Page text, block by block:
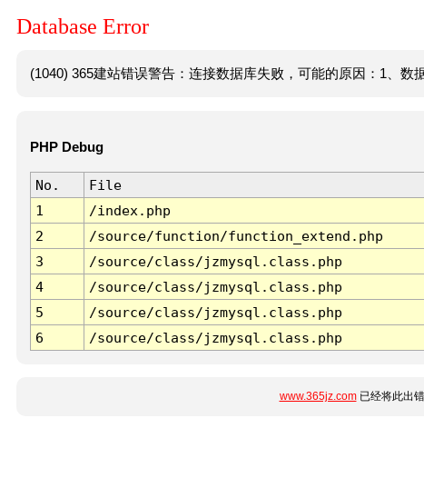
Database Error
(1040) 365建站错误警告：连接数据库失败，可能的原因：1、数
PHP Debug
No. File
1
/index.php
2
/source/function/function_extend.php
3
/source/class/jzmysql.class.php
4
/source/class/jzmysql.class.php
5
/source/class/jzmysql.class.php
6
/source/class/jzmysql.class.php
www.365jz.com已经将此出